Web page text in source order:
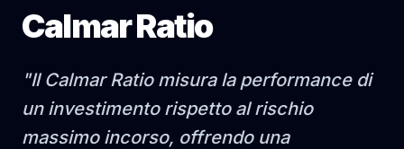
Calmar Ratio
"Il Calmar Ratio misura la performance di
un investimento rispetto al rischio
massimo incorso, offrendo una